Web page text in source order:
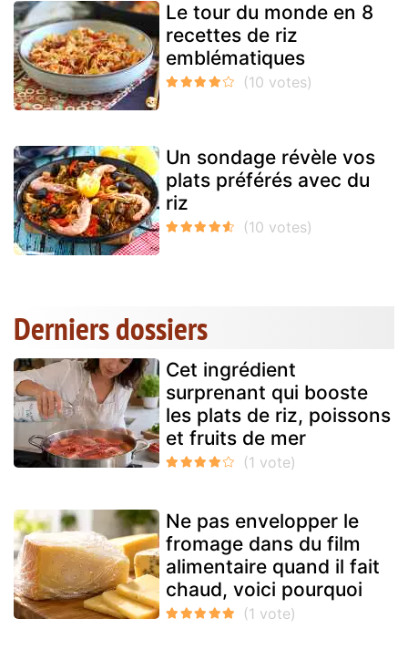
Le tour du monde en 8
recettes de riz
emblématiques
Un sondage révèle vos
plats préférés avec du
riz
Derniers dossiers
Cet ingrédient
surprenant qui booste
les plats de riz, poissons
et fruits de mer
Ne pas envelopper le
fromage dans du film
alimentaire quand il fait
chaud, voici pourquoi